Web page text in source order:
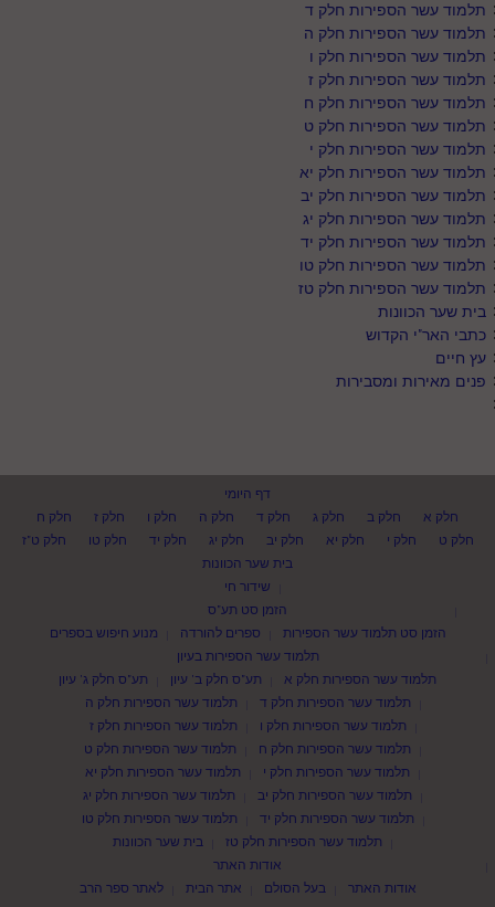
תלמוד עשר הספירות חלק ד
תלמוד עשר הספירות חלק ה
תלמוד עשר הספירות חלק ו
תלמוד עשר הספירות חלק ז
תלמוד עשר הספירות חלק ח
תלמוד עשר הספירות חלק ט
תלמוד עשר הספירות חלק י
תלמוד עשר הספירות חלק יא
תלמוד עשר הספירות חלק יב
תלמוד עשר הספירות חלק יג
תלמוד עשר הספירות חלק יד
תלמוד עשר הספירות חלק טו
תלמוד עשר הספירות חלק טז
בית שער הכוונות
כתבי האר"י הקדוש
עץ חיים
פנים מאירות ומסבירות
דף היומי
חלק א
חלק ב חלק ג חלק ד חלק ה חלק ו חלק ז
חלק ח
חלק ט
חלק י חלק יא חלק יב חלק יג חלק יד חלק טו
חלק ט"ז
בית שער הכוונות
שידור חי
הזמן סט תע"ס
הזמן סט תלמוד עשר הספירות
ספרים להורדה
מנוע חיפוש בספרים
תלמוד עשר הספירות בעיון
תלמוד עשר הספירות חלק א
תע"ס חלק ב' עיון
תע"ס חלק ג' עיון
תלמוד עשר הספירות חלק ד
תלמוד עשר הספירות חלק ה
תלמוד עשר הספירות חלק ו
תלמוד עשר הספירות חלק ז
תלמוד עשר הספירות חלק ח
תלמוד עשר הספירות חלק ט
תלמוד עשר הספירות חלק י
תלמוד עשר הספירות חלק יא
תלמוד עשר הספירות חלק יב
תלמוד עשר הספירות חלק יג
תלמוד עשר הספירות חלק יד
תלמוד עשר הספירות חלק טו
תלמוד עשר הספירות חלק טז
בית שער הכוונות
אודות האתר
אודות האתר
בעל הסולם אתר הבית
לאתר ספר הרב